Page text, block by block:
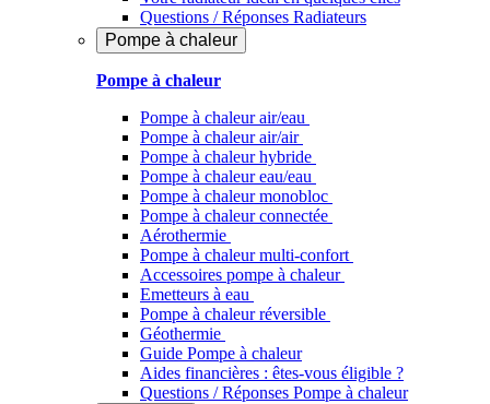
Questions / Réponses Radiateurs
Pompe à chaleur
Pompe à chaleur
Pompe à chaleur air/eau
Pompe à chaleur air/air
Pompe à chaleur hybride
Pompe à chaleur​ eau/eau
Pompe à chaleur monobloc
Pompe à chaleur connectée
Aérothermie
Pompe à chaleur multi-confort
Accessoires pompe à chaleur
Emetteurs à eau
Pompe à chaleur réversible
Géothermie
Guide Pompe à chaleur
Aides financières : êtes-vous éligible ?
Questions / Réponses Pompe à chaleur